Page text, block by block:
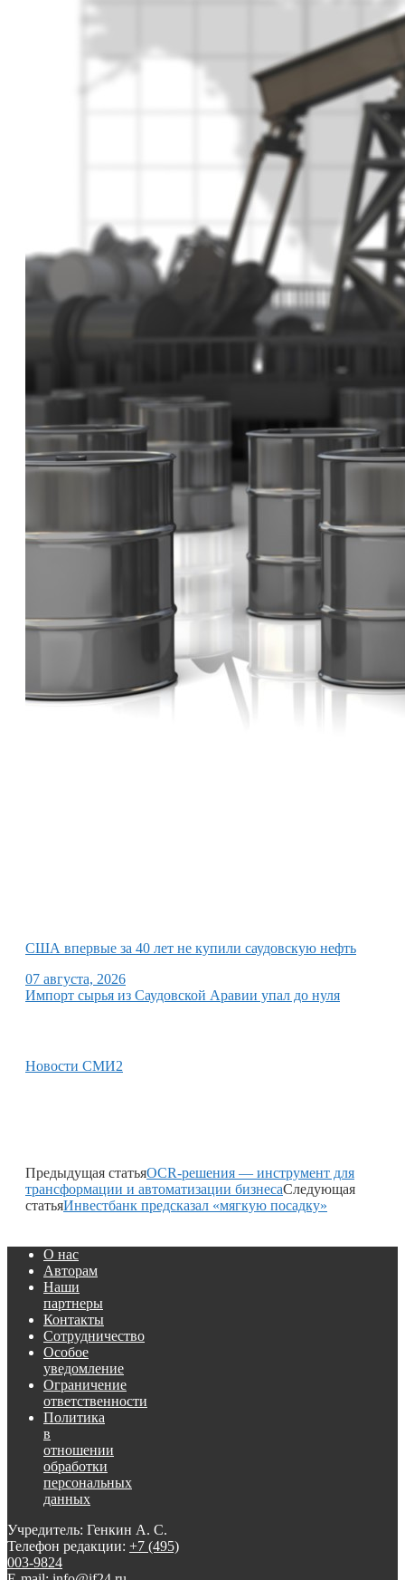
США впервые за 40 лет не купили саудовскую нефть
07 августа, 2026
Импорт сырья из Саудовской Аравии упал до нуля
Новости СМИ2
Предыдущая статьяOCR-решения — инструмент для
трансформации и автоматизации бизнесаСледующая
статьяИнвестбанк предсказал «мягкую посадку»
О нас
Авторам
Наши
партнеры
Контакты
Сотрудничество
Особое
уведомление
Ограничение
ответственности
Политика
в
отношении
обработки
персональных
данных
Учредитель: Генкин А. С.
Телефон редакции: +7 (495)
003-9824